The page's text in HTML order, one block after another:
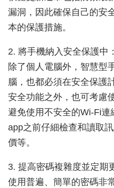
漏洞，因此確保自己的安
本的保護措施。
2. 將手機納入安全保護中：
除了個人電腦外，智慧型
腦，也都必須在安全保護
安全功能之外，也可考慮
避免使用不安全的Wi-Fi
app之前仔細檢查和讀取
價等。
3. 提高密碼複雜度並定期
使用普遍、簡單的密碼非